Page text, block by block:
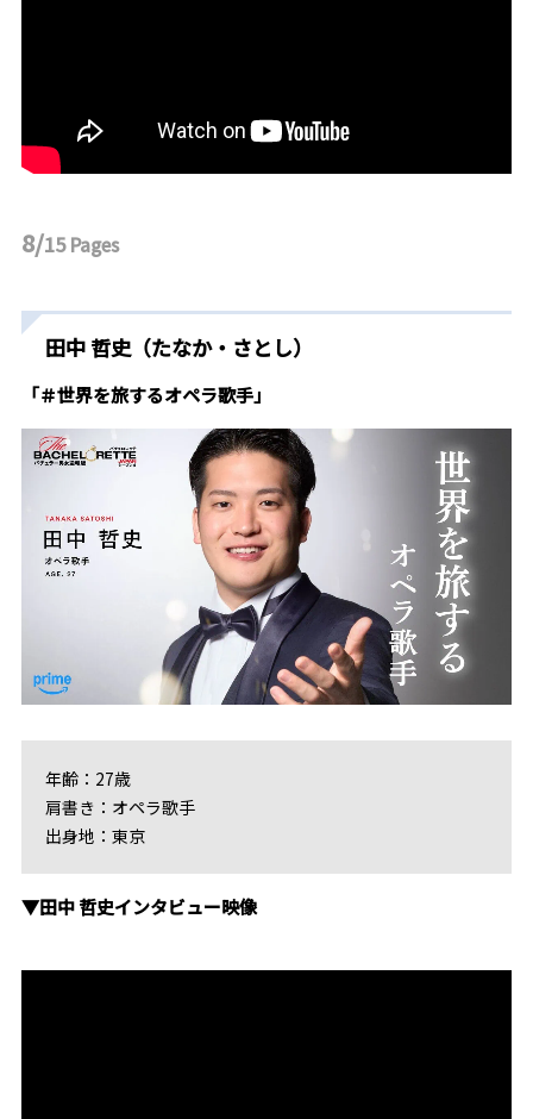
8/15Pages
田中 哲史（たなか・さとし）
「＃世界を旅するオペラ歌手」
年齢：27歳
肩書き：オペラ歌手
出身地：東京
▼田中 哲史インタビュー映像